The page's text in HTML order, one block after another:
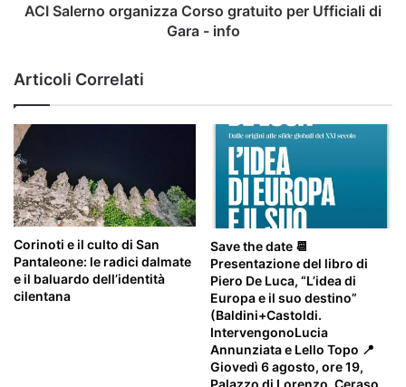
ACI Salerno organizza Corso gratuito per Ufficiali di
Gara - info
Articoli Correlati
Corinoti e il culto di San
Pantaleone: le radici dalmate
e il baluardo dell’identità
cilentana
Save the date 📆
Presentazione del libro di
Piero De Luca, “L’idea di
Europa e il suo destino”
(Baldini+Castoldi.
IntervengonoLucia
Annunziata e Lello Topo 📍
Giovedì 6 agosto, ore 19,